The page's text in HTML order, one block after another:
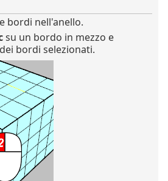
bordi nell'anello.
su un bordo in mezzo e
bordi selezionati.